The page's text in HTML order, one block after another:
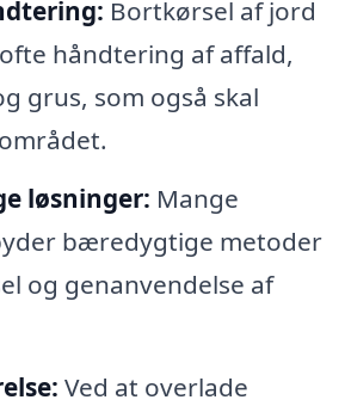
Bortkørsel af jord
håndtering af affald,
grus, som også skal
løsninger: Mange
bæredygtige metoder
og genanvendelse af
Ved at overlade